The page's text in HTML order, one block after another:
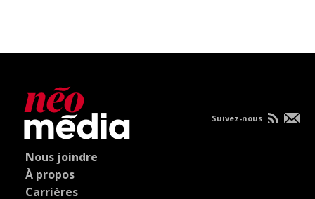
Nous joindre
À propos
Carrières
Suivez-nous